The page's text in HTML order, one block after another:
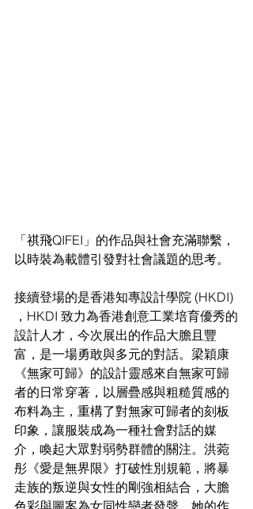
「祺飛QIFEI」的作品與社會充滿聯繫，
以時裝為載體引發對社會議題的思考。
接續登場的是香港知專設計學院 (HKDI)
，HKDI 致力為香港創意工業培育優秀的
設計人才，今次展出的作品大膽且豐
富，是一場勇敢與多元的對話。梁穎康
《無家可歸》的設計靈感來自無家可歸
者的日常穿著，以層疊感與粗糙質感的
布料為主，重構了對無家可歸者的刻板
印象，讓服裝成為一種社會對話的媒
介，喚起大眾對弱勢群體的關注。洪菀
彤《愛是無界限》打破性別規範，將暴
走族的叛逆與女性的剛強相結合，大膽
色彩與圖案為女同性戀者發聲。她的作